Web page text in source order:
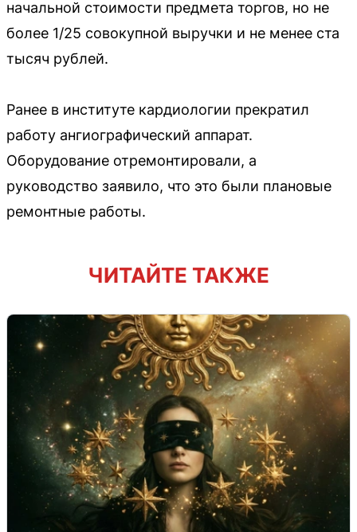
начальной стоимости предмета торгов, но не
более 1/25 совокупной выручки и не менее ста
тысяч рублей.
Ранее в институте кардиологии прекратил
работу ангиографический аппарат.
Оборудование отремонтировали, а
руководство заявило, что это были плановые
ремонтные работы.
ЧИТАЙТЕ ТАКЖЕ